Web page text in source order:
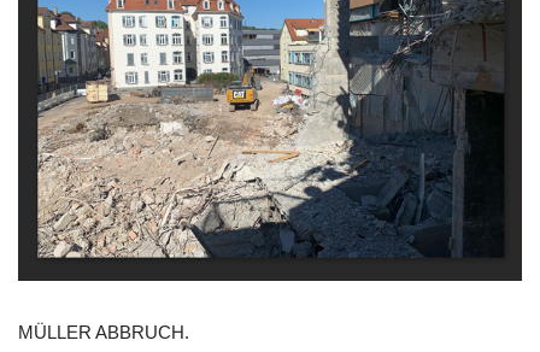
MÜLLER ABBRUCH.